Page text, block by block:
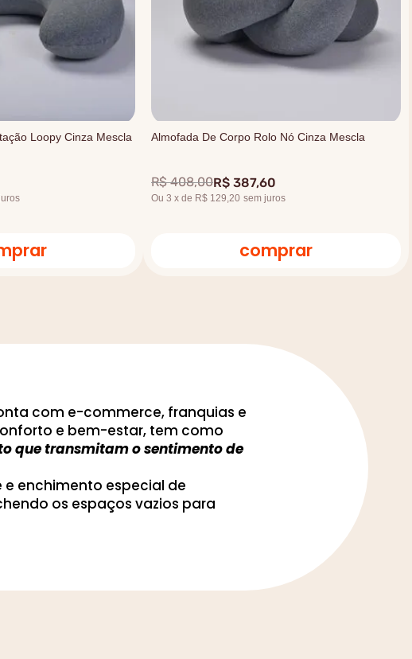
Loopy Cinza Mescla Almofada De Corpo Rolo Nó Cinza Mescla
R$ 408,00R$ 387,60
Ou 3 x de R$ 129,20 sem juros
comprar
com e-commerce, franquias e
e bem-estar, tem como
que transmitam o sentimento de
enchimento especial de
os espaços vazios para